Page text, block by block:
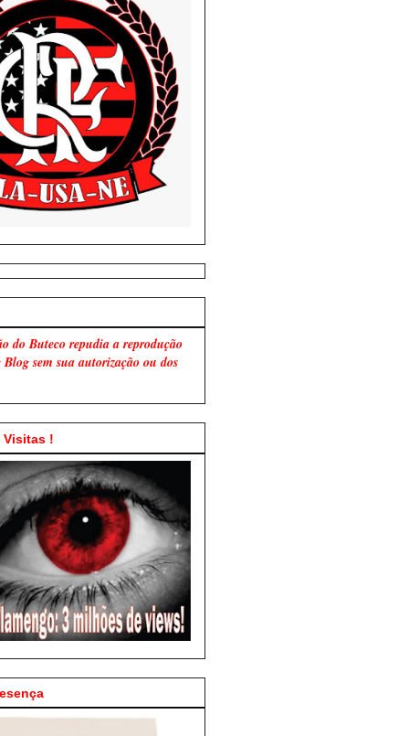
do Buteco repudia a reprodução
Blog sem sua autorização ou dos
Visitas !